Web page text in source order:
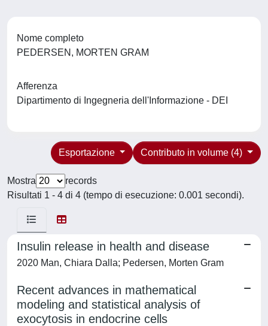
Nome completo
PEDERSEN, MORTEN GRAM
Afferenza
Dipartimento di Ingegneria dell'Informazione - DEI
Contributo in volume (4)
Esportazione
Mostra
records
Risultati 1 - 4 di 4 (tempo di esecuzione: 0.001 secondi).
Insulin release in health and disease
2020 Man, Chiara Dalla; Pedersen, Morten Gram
Recent advances in mathematical
modeling and statistical analysis of
exocytosis in endocrine cells